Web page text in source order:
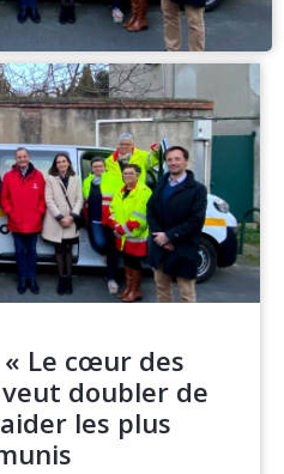
Le cœur des
doubler de
les plus